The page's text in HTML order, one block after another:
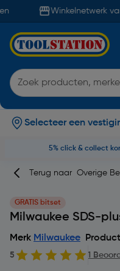
Winkelnetwerk van
Selecteer een
5% click & collect
Terug naar Overige
GRATIS bitset
Milwaukee SDS-
Merk Milwaukee
5 1